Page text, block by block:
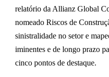
relatório da Allianz Global
nomeado Riscos de
sinistralidade no setor e
iminentes e de longo prazo
cinco pontos de destaque.